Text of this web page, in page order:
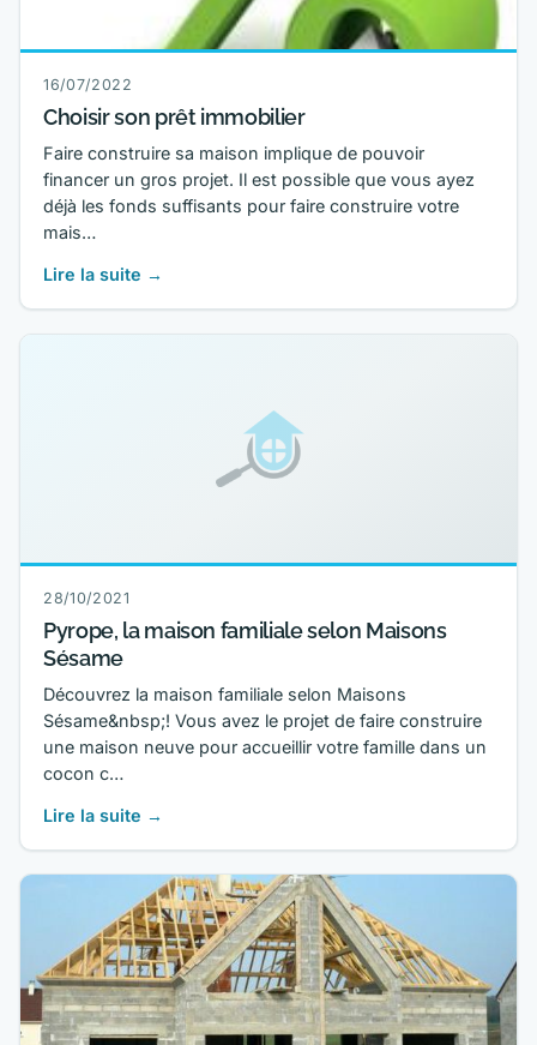
16/07/2022
Choisir son prêt immobilier
Faire construire sa maison implique de pouvoir
financer un gros projet. Il est possible que vous ayez
déjà les fonds suffisants pour faire construire votre
mais…
Lire la suite →
28/10/2021
Pyrope, la maison familiale selon Maisons
Sésame
Découvrez la maison familiale selon Maisons
Sésame&nbsp;! Vous avez le projet de faire construire
une maison neuve pour accueillir votre famille dans un
cocon c…
Lire la suite →